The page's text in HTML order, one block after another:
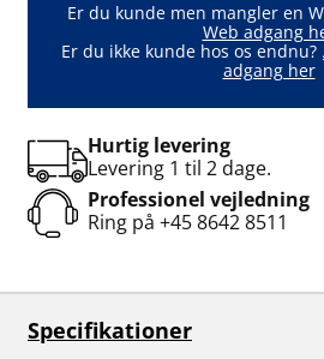
Er du kunde men mangler en
Web adgang
Er du ikke kunde hos os endnu?
adgang her
Hurtig levering
Levering 1 til 2 dage.
Professionel vejledning
Ring på +45 8642 8511
Specifikationer